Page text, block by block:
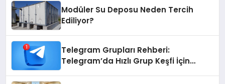
Modüler Su Deposu Neden Tercih
Ediliyor?
Telegram Grupları Rehberi:
Telegram’da Hızlı Grup Keşfi İçin